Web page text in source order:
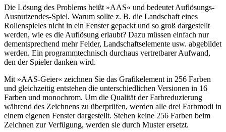
Die Lösung des Problems heißt »AAS« und bedeutet Auflösungs-
Ausnutzendes-Spiel. Warum sollte z. B. die Landschaft eines
Rollenspieles nicht in ein Fenster gepackt und so groß dargestellt
werden, wie es die Auflösung erlaubt? Dazu müssen einfach nur
dementsprechend mehr Felder, Landschaftselemente usw. abgebildet
werden. Ein programmtechnisch durchaus vertretbarer Aufwand,
den der Spieler danken wird.
Mit »AAS-Geier« zeichnen Sie das Grafikelement in 256 Farben
und gleichzeitig entstehen die unterschiedlichen Versionen in 16
Farben und monochrom. Um die Qualität der Farbreduzierung
während des Zeichnens zu überprüfen, werden alle drei Farbmodi in
einem eigenen Fenster dargestellt. Stehen keine 256 Farben beim
Zeichnen zur Verfügung, werden sie durch Muster ersetzt.